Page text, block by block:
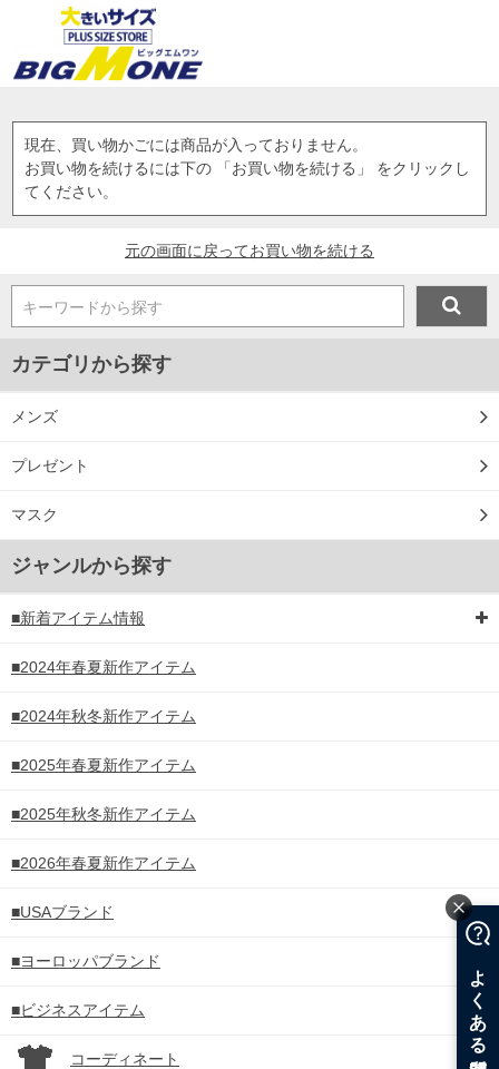
現在、買い物かごには商品が入っておりません。
お買い物を続けるには下の 「お買い物を続ける」 をクリックし
てください。
元の画面に戻ってお買い物を続ける
キーワードから探す
カテゴリから探す
メンズ
プレゼント
マスク
ジャンルから探す
■新着アイテム情報
■2024年春夏新作アイテム
■2024年秋冬新作アイテム
■2025年春夏新作アイテム
■2025年秋冬新作アイテム
■2026年春夏新作アイテム
■USAブランド
■ヨーロッパブランド
■ビジネスアイテム
コーディネート